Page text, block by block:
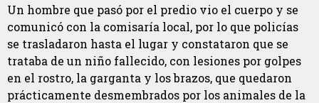
Un hombre que pasó por el predio vio el cuerpo y se
comunicó con la comisaría local, por lo que policías
se trasladaron hasta el lugar y constataron que se
trataba de un niño fallecido, con lesiones por golpes
en el rostro, la garganta y los brazos, que quedaron
prácticamente desmembrados por los animales de la